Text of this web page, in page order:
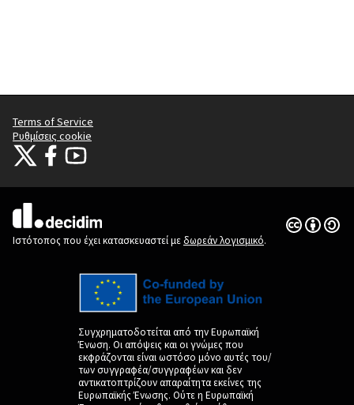
Terms of Service
Ρυθμίσεις cookie
Citizens Participation Portal at X
Ο οργανισμός Citizens Participation Portal στο Facebook
Ο οργανισμός Citizens Participation Portal στο YouTube
(Εξωτερική σύνδεση)
Ιστότοπος που έχει κατασκευαστεί με δωρεάν λογισμικό.
Άδεια
(Εξωτερική
Συγχρηματοδοτείται από την Ευρωπαϊκή
Ένωση. Οι απόψεις και οι γνώμες που
εκφράζονται είναι ωστόσο μόνο αυτές του/
των συγγραφέα/συγγραφέων και δεν
αντικατοπτρίζουν απαραίτητα εκείνες της
Ευρωπαϊκής Ένωσης. Ούτε η Ευρωπαϊκή